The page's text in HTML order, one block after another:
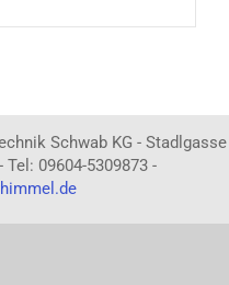
Schwab KG - Stadlgasse
09604-5309873 -